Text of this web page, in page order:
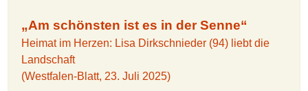
„Am schönsten ist es in der Senne“
Heimat im Herzen: Lisa Dirkschnieder (94) liebt die
Landschaft
(Westfalen-Blatt, 23. Juli 2025)